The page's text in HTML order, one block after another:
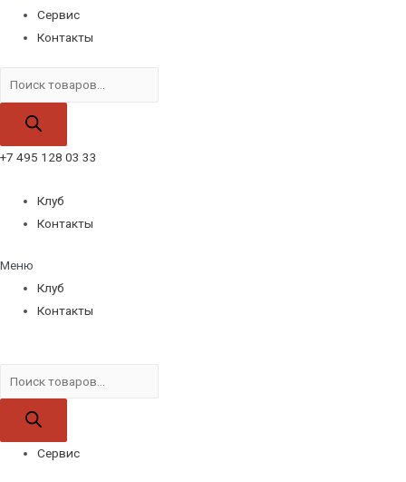
Сервис
Контакты
товаров
+7 495 128 03 33
Клуб
Контакты
Меню
Клуб
Контакты
товаров
Сервис